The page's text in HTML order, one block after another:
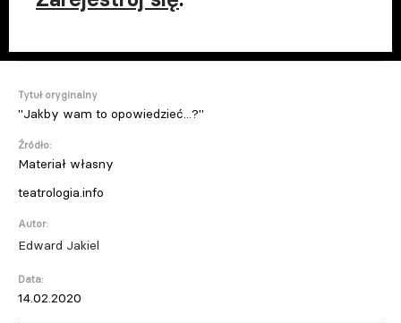
Tytuł oryginalny
"Jakby wam to opowiedzieć...?"
Źródło:
Materiał własny
teatrologia.info
Autor:
Edward Jakiel
Data:
14.02.2020